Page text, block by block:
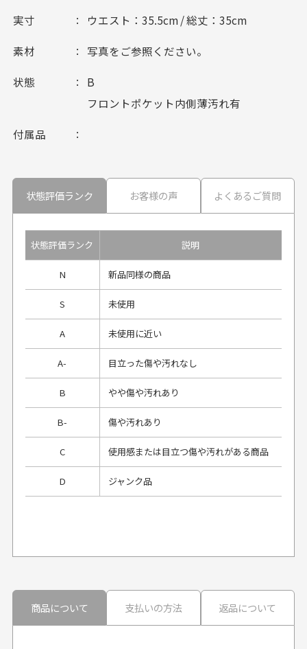
実寸 ウエスト：35.5cm / 総丈：35cm
素材 写真をご参照ください。
状態
B
フロントポケット内側薄汚れ有
付属品
状態評価ランク お客様の声 よくあるご質問
状態評価ランク 説明
N 新品同様の商品
S 未使用
A 未使用に近い
A- 目立った傷や汚れなし
B やや傷や汚れあり
B- 傷や汚れあり
C 使用感または目立つ傷や汚れがある商品
D ジャンク品
30代男性
商品について 支払いの方法 返品について